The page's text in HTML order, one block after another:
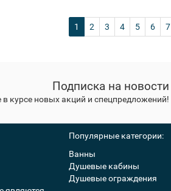
1 2 3 4 5 6 7
Подписка на новости
в курсе новых акций и спецпредложений!
Популярные категории:
Ванны
Душевые кабины
Душевые ограждения